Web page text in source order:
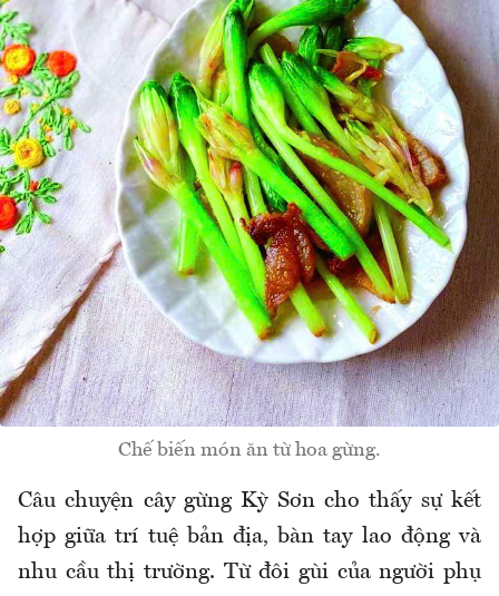
Chế biến món ăn từ hoa gừng.
Câu chuyện cây gừng Kỳ Sơn cho thấy sự kết
hợp giữa trí tuệ bản địa, bàn tay lao động và
nhu cầu thị trường. Từ đôi gùi của người phụ